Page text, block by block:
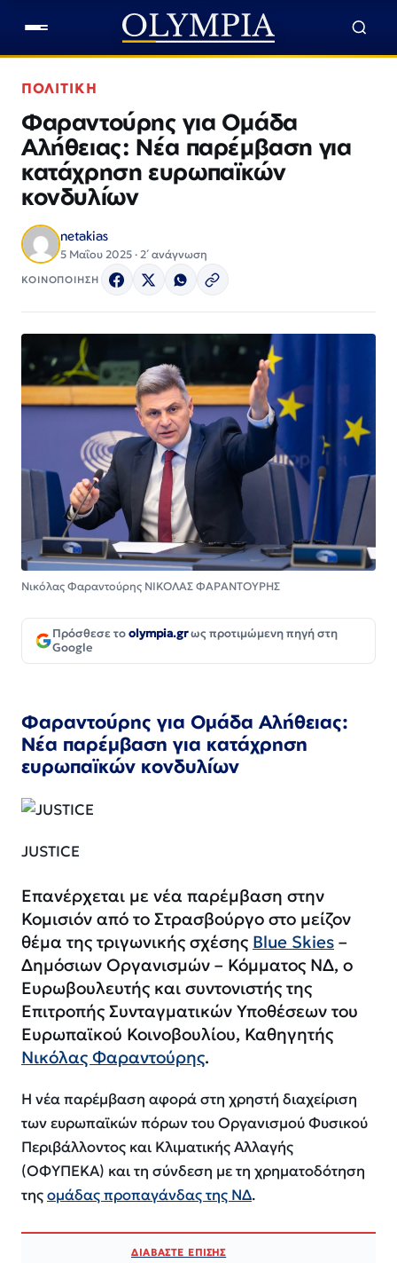
ΠΟΛΙΤΙΚΗ
Φαραντούρης για Ομάδα
Αλήθειας: Νέα παρέμβαση για
κατάχρηση ευρωπαϊκών
κονδυλίων
netakias
5 Μαΐου 2025 · 2΄ ανάγνωση
ΚΟΙΝΟΠΟΙΗΣΗ
Νικόλας Φαραντούρης ΝΙΚΟΛΑΣ ΦΑΡΑΝΤΟΥΡΗΣ
Πρόσθεσε τοolympia.grως προτιμώμενη πηγή στη
Google
Φαραντούρης για Ομάδα Αλήθειας:
Νέα παρέμβαση για κατάχρηση
ευρωπαϊκών κονδυλίων
JUSTICE
Επανέρχεται με νέα παρέμβαση στην
Κομισιόν από το Στρασβούργο στο μείζον
θέμα της τριγωνικής σχέσης Blue Skies –
Δημόσιων Οργανισμών – Κόμματος ΝΔ, ο
Ευρωβουλευτής και συντονιστής της
Επιτροπής Συνταγματικών Υποθέσεων του
Ευρωπαϊκού Κοινοβουλίου, Καθηγητής
Νικόλας Φαραντούρης.
Η νέα παρέμβαση αφορά στη χρηστή διαχείριση
των ευρωπαϊκών πόρων του Οργανισμού Φυσικού
Περιβάλλοντος και Κλιματικής Αλλαγής
(ΟΦΥΠΕΚΑ) και τη σύνδεση με τη χρηματοδότηση
τηςομάδας προπαγάνδας της ΝΔ.
ΔΙΑΒΑΣΤΕ ΕΠΙΣΗΣ